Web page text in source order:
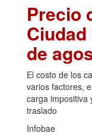
Precio
de
El costo de los
varios factores,
carga impositiva
traslado
Infobae